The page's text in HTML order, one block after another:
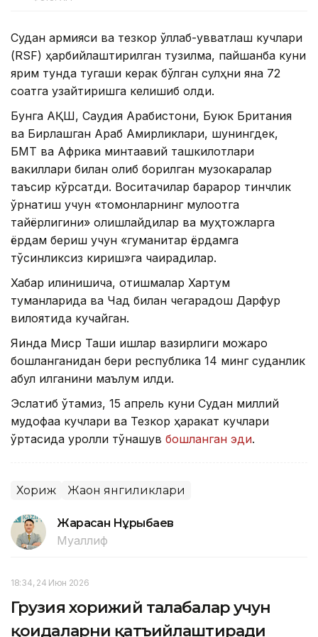
Судан армияси ва тезкор қўллаб-қувватлаш кучлари
(RSF) ҳарбийлаштирилган тузилма, пайшанба куни
ярим тунда тугаши керак бўлган сулҳни яна 72
соатга узайтиришга келишиб олди.
Бунга АҚШ, Саудия Арабистони, Буюк Британия
ва Бирлашган Араб Амирликлари, шунингдек,
БМТ ва Африка минтақавий ташкилотлари
вакиллари билан олиб борилган музокаралар
таъсир кўрсатди. Воситачилар барқарор тинчлик
ўрнатиш учун «томонларнинг мулоқотга
тайёрлигини» олқишлайдилар ва муҳтожларга
ёрдам бериш учун «гуманитар ёрдамга
тўсқинликсиз кириш»га чақирадилар.
Хабар қилинишича, отишмалар Хартум
туманларида ва Чад билан чегарадош Дарфур
вилоятида кучайган.
Яқинда Миср Ташқи ишлар вазирлиги можаро
бошланганидан бери республика 14 минг суданлик
қабул қилганини маълум қилди.
Эслатиб ўтамиз, 15 апрель куни Судан миллий
мудофаа кучлари ва Тезкор ҳаракат кучлари
ўртасида қуролли тўқнашув бошланган эди.
Хориж Жаҳон янгиликлари
Жарасқан Нұрыбаев
Муаллиф
18:34, 24 Июн 2026
Грузия хорижий талабалар учун
қоидаларни қатъийлаштиради